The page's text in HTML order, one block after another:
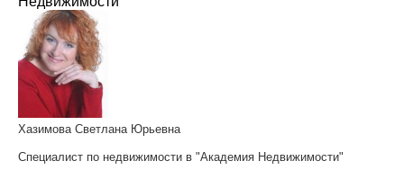
Хазимова Светлана Юрьевна
Специалист по недвижимости в "Академия Недвижимости"